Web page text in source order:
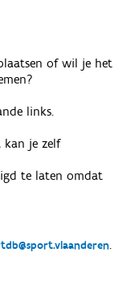
of wil je het
links.
kan je zelf
te laten omdat
.